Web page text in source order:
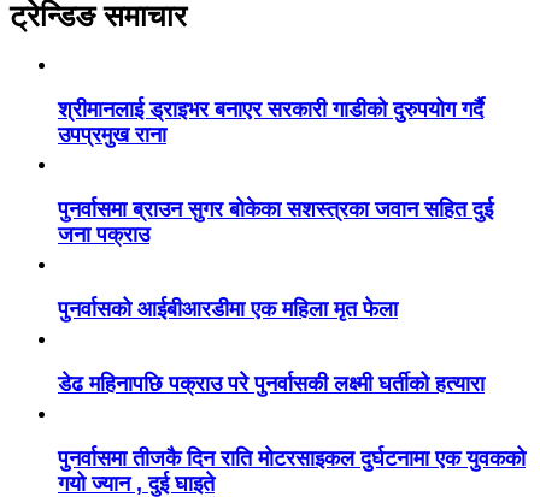
ट्रेन्डिङ समाचार
श्रीमानलाई ड्राइभर बनाएर सरकारी गाडीको दुरुपयोग गर्दै
उपप्रमुख राना
पुनर्वासमा ब्राउन सुगर बोकेका सशस्त्रका जवान सहित दुई
जना पक्राउ
पुनर्वासको आईबीआरडीमा एक महिला मृत फेला
डेढ महिनापछि पक्राउ परे पुनर्वासकी लक्ष्मी घर्तीको हत्यारा
पुनर्वासमा तीजकै दिन राति मोटरसाइकल दुर्घटनामा एक युवकको
गयो ज्यान , दुई घाइते